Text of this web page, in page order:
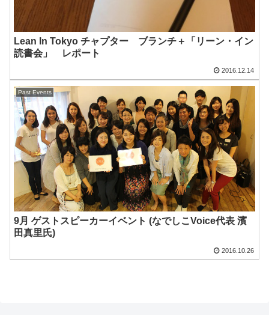
Lean In Tokyo チャプター ブランチ＋「リーン・イン
読書会」 レポート
2016.12.14
Past Events
9月 ゲストスピーカーイベント (なでしこVoice代表 濱
田真里氏)
2016.10.26